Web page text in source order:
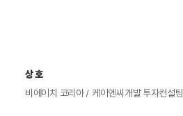
상 호
비에이치 코리아 / 케이엔씨개발 투자컨설팅